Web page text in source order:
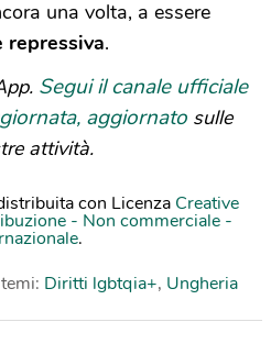
una volta, a essere
repressiva.
Segui il canale ufficiale
aggiornato sulle
attività.
con Licenza Creative
- Non commerciale -
.
Diritti lgbtqia+, Ungheria